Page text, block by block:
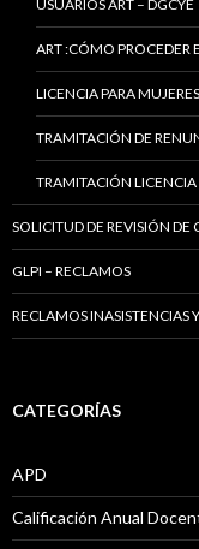
USUARIOS ART – DGCYE
ART :CÓMO PROCEDER
LICENCIA PARA
TRAMITACIÓN DE
TRAMITACIÓN
SOLICITUD DE REVISIÓN DE
GLPI – RECLAMOS
RECLAMOS INASISTENCIAS
CATEGORÍAS
APD
Calificación Anual